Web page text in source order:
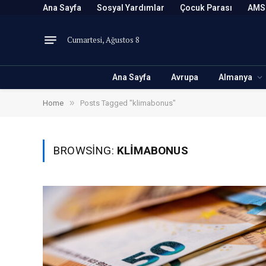
Ana Sayfa Sosyal Yardımlar Çocuk Parası AMS
Cumartesi, Ağustos 8
Ana Sayfa Avrupa Almanya
Home » Posts Tagged "klimabonus"
BROWSING: KLIMABONUS